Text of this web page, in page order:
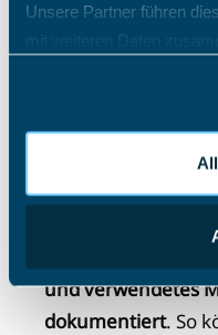
Unsere Partner führen
mit weiteren Daten
Ein
und verwendetes
dokumentiert. So